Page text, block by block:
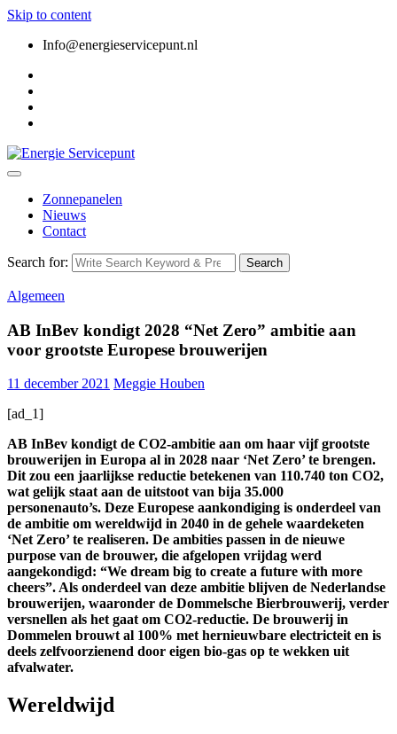
Skip to content
Info@energieservicepunt.nl
Zonnepanelen
Nieuws
Contact
Search for: Search
Algemeen
AB InBev kondigt 2028 “Net Zero” ambitie aan
voor grootste Europese brouwerijen
11 december 2021 Meggie Houben
[ad_1]
AB InBev kondigt de CO2-ambitie aan om haar vijf grootste
brouwerijen in Europa al in 2028 naar ‘Net Zero’ te brengen.
Dit zou een jaarlijkse reductie betekenen van 110.740 ton CO2,
wat gelijk staat aan de uitstoot van bija 35.000
personenauto’s. Deze Europese aankondiging is onderdeel van
de ambitie om wereldwijd in 2040 in de gehele waardeketen
‘Net Zero’ te realiseren. De ambities passen in de nieuwe
purpose van de brouwer, die afgelopen vrijdag werd
aangekondigd: “We dream big to create a future with more
cheers”. Als onderdeel van deze ambitie blijven de Nederlandse
brouwerijen, waaronder de Dommelsche Bierbrouwerij, verder
versnellen als het gaat om CO2-reductie. De brouwerij in
Dommelen brouwt al 100% met hernieuwbare electricteit en is
deels zelfvoorzienend door eigen bio-gas op te wekken uit
afvalwater.
Wereldwijd